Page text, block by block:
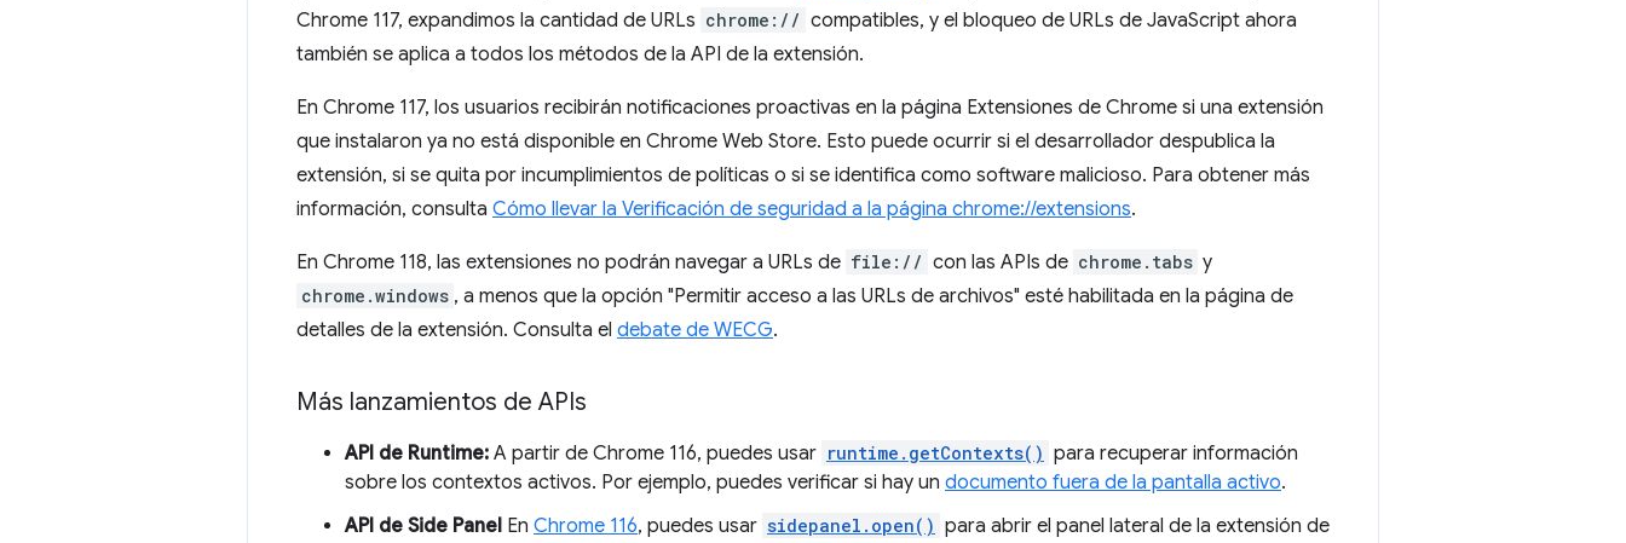
Chrome 117, expandimos la cantidad de URLs chrome:// compatibles, y el bloqueo de URLs de JavaScript ahora
también se aplica a todos los métodos de la API de la extensión.
En Chrome 117, los usuarios recibirán notificaciones proactivas en la página Extensiones de Chrome si una extensión
que instalaron ya no está disponible en Chrome Web Store. Esto puede ocurrir si el desarrollador despublica la
extensión, si se quita por incumplimientos de políticas o si se identifica como software malicioso. Para obtener más
información, consulta Cómo llevar la Verificación de seguridad a la página chrome://extensions.
En Chrome 118, las extensiones no podrán navegar a URLs de file:// con las APIs de chrome.tabs y
chrome.windows , a menos que la opción "Permitir acceso a las URLs de archivos" esté habilitada en la página de
detalles de la extensión. Consulta el debate de WECG.
Más lanzamientos de APIs
API de Runtime: A partir de Chrome 116, puedes usar runtime.getContexts() para recuperar información
sobre los contextos activos. Por ejemplo, puedes verificar si hay un documento fuera de la pantalla activo.
API de Side Panel En Chrome 116, puedes usar sidepanel.open() para abrir el panel lateral de la extensión de